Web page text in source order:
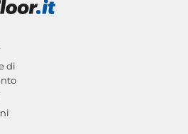
di